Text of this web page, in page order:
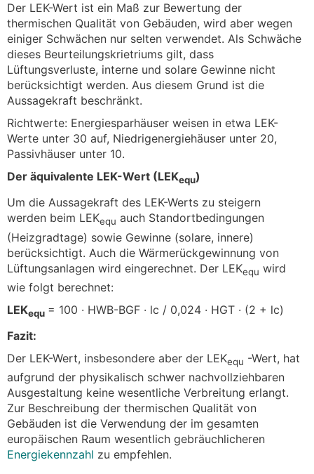
Der LEK-Wert ist ein Maß zur Bewertung der
thermischen Qualität von Gebäuden, wird aber wegen
einiger Schwächen nur selten verwendet. Als Schwäche
dieses Beurteilungskrietriums gilt, dass
Lüftungsverluste, interne und solare Gewinne nicht
berücksichtigt werden. Aus diesem Grund ist die
Aussagekraft beschränkt.
Richtwerte: Energiesparhäuser weisen in etwa LEK-
Werte unter 30 auf, Niedrigenergiehäuser unter 20,
Passivhäuser unter 10.
Der äquivalente LEK-Wert (LEKequ)
Um die Aussagekraft des LEK-Werts zu steigern
werden beim LEKequ auch Standortbedingungen
(Heizgradtage) sowie Gewinne (solare, innere)
berücksichtigt. Auch die Wärmerückgewinnung von
Lüftungsanlagen wird eingerechnet. Der LEKequ wird
wie folgt berechnet:
LEKequ = 100 · HWB-BGF · lc / 0,024 · HGT · (2 + lc)
Fazit:
Der LEK-Wert, insbesondere aber der LEKequ -Wert, hat
aufgrund der physikalisch schwer nachvollziehbaren
Ausgestaltung keine wesentliche Verbreitung erlangt.
Zur Beschreibung der thermischen Qualität von
Gebäuden ist die Verwendung der im gesamten
europäischen Raum wesentlich gebräuchlicheren
Energiekennzahl zu empfehlen.